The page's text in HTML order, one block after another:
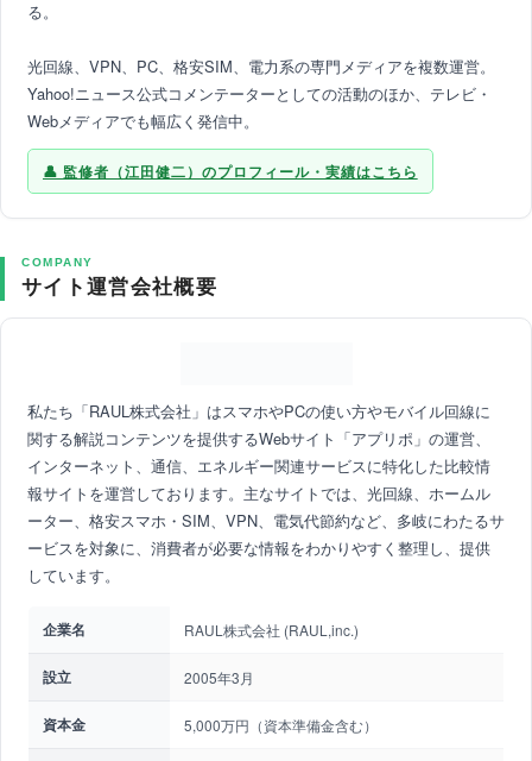
る。
光回線、VPN、PC、格安SIM、電力系の専門メディアを複数運営。
Yahoo!ニュース公式コメンテーターとしての活動のほか、テレビ・
Webメディアでも幅広く発信中。
監修者（江田健二）のプロフィール・実績はこちら
COMPANY
サイト運営会社概要
私たち「RAUL株式会社」はスマホやPCの使い方やモバイル回線に
関する解説コンテンツを提供するWebサイト「アプリポ」の運営、
インターネット、通信、エネルギー関連サービスに特化した比較情
報サイトを運営しております。主なサイトでは、光回線、ホームル
ーター、格安スマホ・SIM、VPN、電気代節約など、多岐にわたるサ
ービスを対象に、消費者が必要な情報をわかりやすく整理し、提供
しています。
企業名 RAUL株式会社 (RAUL,inc.)
設立 2005年3月
資本金 5,000万円（資本準備金含む）